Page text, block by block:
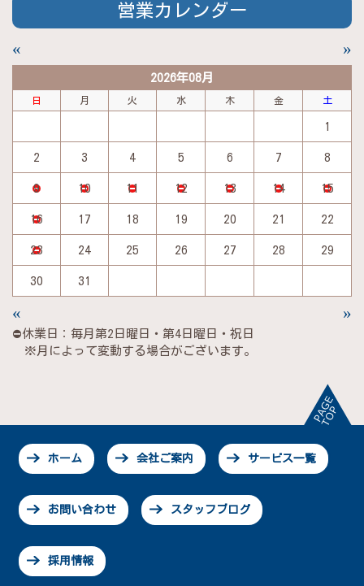
営業カレンダー
« »
2026年08月
日 月 火 水 木 金 土
1
2 3 4 5 6 7 8
9 10 11 12 13 14 15
16 17 18 19 20 21 22
23 24 25 26 27 28 29
30 31
« »
⛔休業日：毎月第2日曜日・第4日曜日・祝日
※月によって変動する場合がございます。
ホーム 会社ご案内 サービス一覧
お問い合わせ スタッフブログ
採用情報